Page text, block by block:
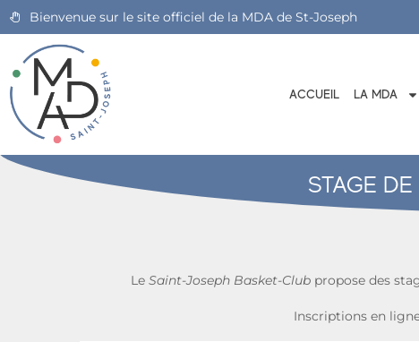
Bienvenue sur le site officiel de la MDA de St-Joseph
ACCUEIL LA MDA
STAGE
LeSaint-Joseph Basket-Club propose des
Inscriptions en